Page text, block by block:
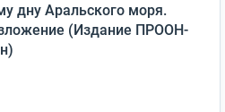
дну Аральского моря.
(Издание ПРООН-